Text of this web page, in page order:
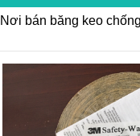
Nơi bán băng keo